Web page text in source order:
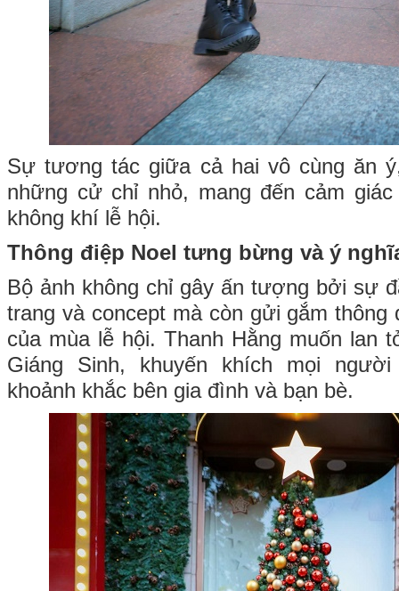
Sự tương tác giữa cả hai vô cùng ăn
những cử chỉ nhỏ, mang đến cảm
không khí lễ hội.
Thông điệp Noel tưng bừng và ý
Bộ ảnh không chỉ gây ấn tượng bởi sự
trang và concept mà còn gửi gắm
của mùa lễ hội. Thanh Hằng muốn lan
Giáng Sinh, khuyến khích mọi
khoảnh khắc bên gia đình và bạn bè.